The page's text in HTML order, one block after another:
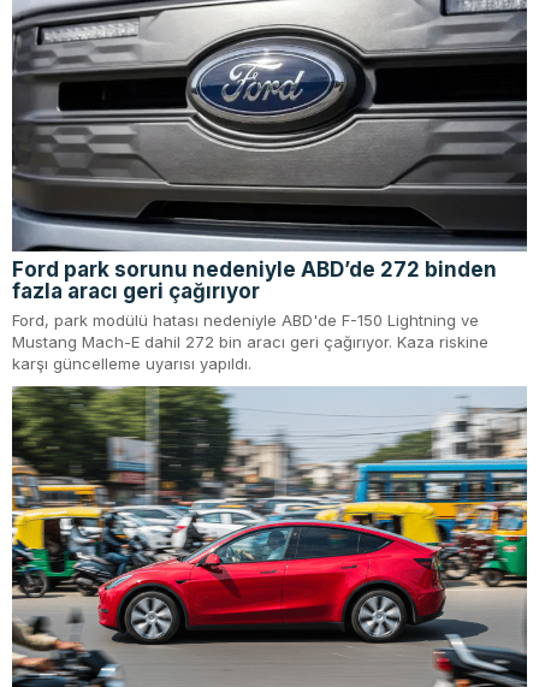
Ford park sorunu nedeniyle ABD’de 272 binden
fazla aracı geri çağırıyor
Ford, park modülü hatası nedeniyle ABD'de F-150 Lightning ve
Mustang Mach-E dahil 272 bin aracı geri çağırıyor. Kaza riskine
karşı güncelleme uyarısı yapıldı.